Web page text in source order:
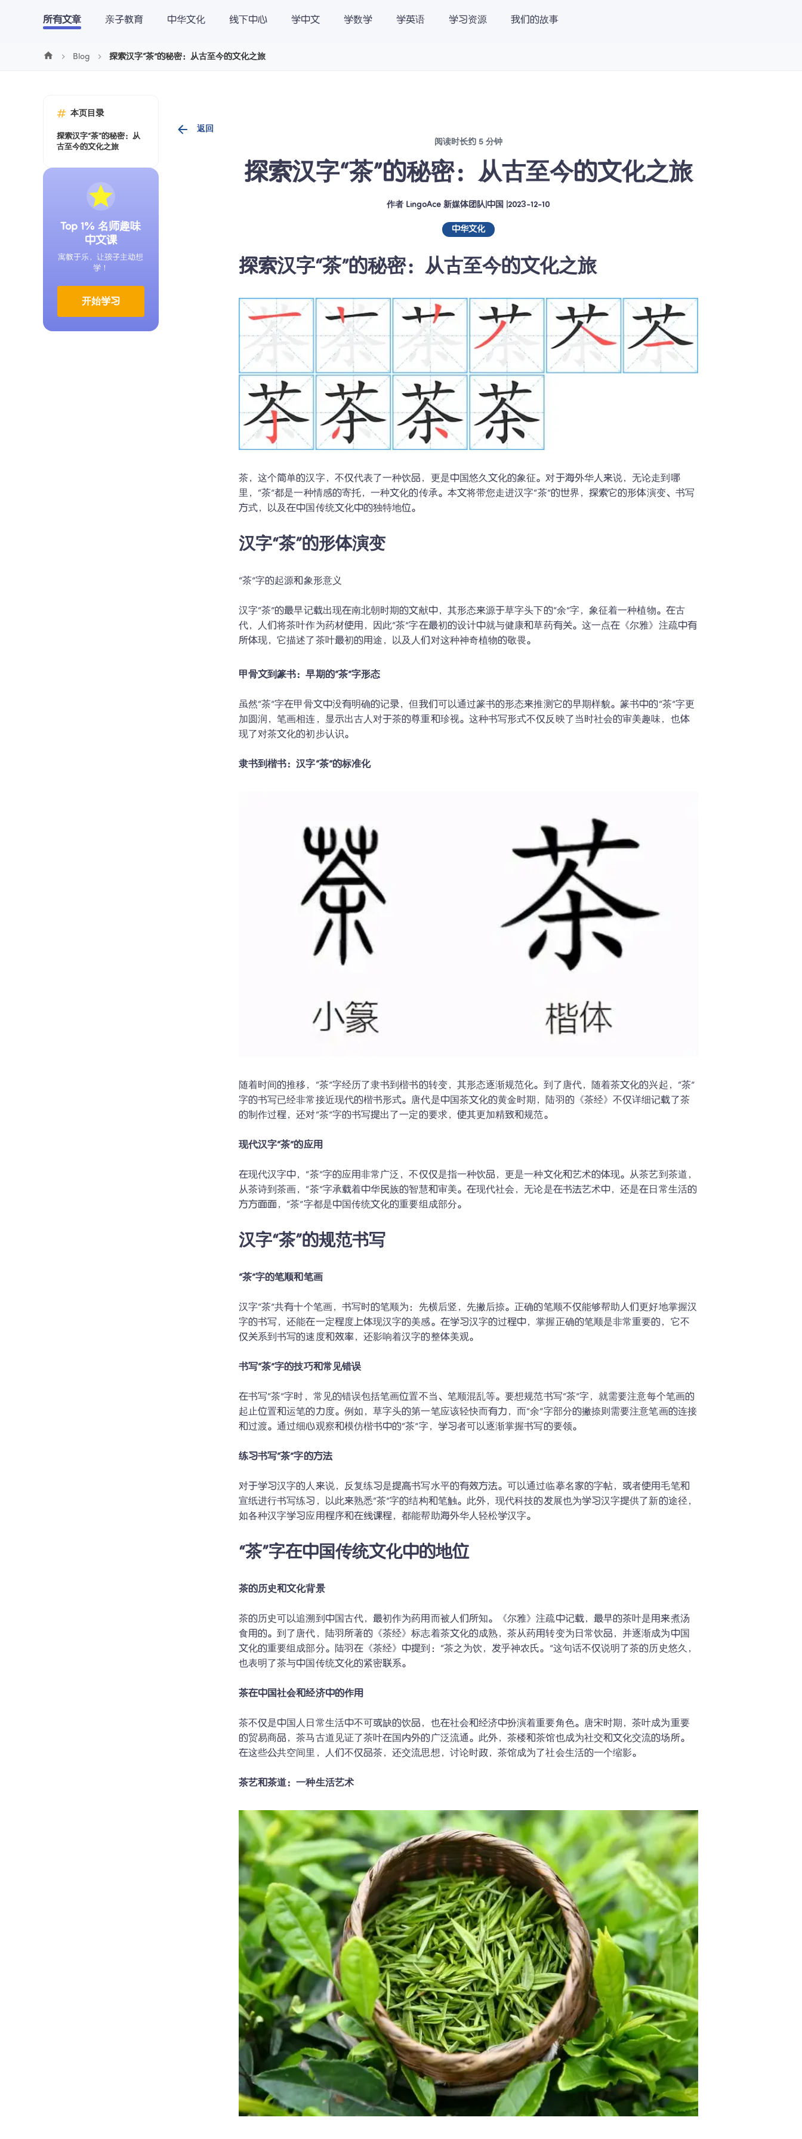
学中文 学英文 学数学 博客 下载 关于我们 International | 中文（简体）
所有文章 亲子教育 中华文化 线下中心 学中文 学数学 学英语 学习资源 我们的故事
Blog 探索汉字“茶”的秘密：从古至今的文化之旅
本页目录
探索汉字“茶”的秘密：从
古至今的文化之旅
Top 1% 名师趣味
中文课
寓教于乐，让孩子主动想
学！
开始学习
返回
阅读时长约 5 分钟
探索汉字“茶”的秘密：从古至今的文化之旅
作者 LingoAce 新媒体团队| 中国 |2023-12-10
中华文化
探索汉字“茶”的秘密：从古至今的文化之旅
茶，这个简单的汉字，不仅代表了一种饮品，更是中国悠久文化的象征。对于海外华人来说，无论走到哪
里，“茶”都是一种情感的寄托，一种文化的传承。本文将带您走进汉字“茶”的世界，探索它的形体演变、书写
方式，以及在中国传统文化中的独特地位。
汉字“茶”的形体演变
“茶”字的起源和象形意义
汉字“茶”的最早记载出现在南北朝时期的文献中，其形态来源于草字头下的“余”字，象征着一种植物。在古
代，人们将茶叶作为药材使用，因此“茶”字在最初的设计中就与健康和草药有关。这一点在《尔雅》注疏中有
所体现，它描述了茶叶最初的用途，以及人们对这种神奇植物的敬畏。
甲骨文到篆书：早期的“茶”字形态
虽然“茶”字在甲骨文中没有明确的记录，但我们可以通过篆书的形态来推测它的早期样貌。篆书中的“茶”字更
加圆润，笔画相连，显示出古人对于茶的尊重和珍视。这种书写形式不仅反映了当时社会的审美趣味，也体
现了对茶文化的初步认识。
隶书到楷书：汉字“茶”的标准化
随着时间的推移，“茶”字经历了隶书到楷书的转变，其形态逐渐规范化。到了唐代，随着茶文化的兴起，“茶”
字的书写已经非常接近现代的楷书形式。唐代是中国茶文化的黄金时期，陆羽的《茶经》不仅详细记载了茶
的制作过程，还对“茶”字的书写提出了一定的要求，使其更加精致和规范。
现代汉字“茶”的应用
在现代汉字中，“茶”字的应用非常广泛，不仅仅是指一种饮品，更是一种文化和艺术的体现。从茶艺到茶道，
从茶诗到茶画，“茶”字承载着中华民族的智慧和审美。在现代社会，无论是在书法艺术中，还是在日常生活的
方方面面，“茶”字都是中国传统文化的重要组成部分。
汉字“茶”的规范书写
“茶”字的笔顺和笔画
汉字“茶”共有十个笔画，书写时的笔顺为：先横后竖，先撇后捺。正确的笔顺不仅能够帮助人们更好地掌握汉
字的书写，还能在一定程度上体现汉字的美感。在学习汉字的过程中，掌握正确的笔顺是非常重要的，它不
仅关系到书写的速度和效率，还影响着汉字的整体美观。
书写“茶”字的技巧和常见错误
在书写“茶”字时，常见的错误包括笔画位置不当、笔顺混乱等。要想规范书写“茶”字，就需要注意每个笔画的
起止位置和运笔的力度。例如，草字头的第一笔应该轻快而有力，而“余”字部分的撇捺则需要注意笔画的连接
和过渡。通过细心观察和模仿楷书中的“茶”字，学习者可以逐渐掌握书写的要领。
练习书写“茶”字的方法
对于学习汉字的人来说，反复练习是提高书写水平的有效方法。可以通过临摹名家的字帖，或者使用毛笔和
宣纸进行书写练习，以此来熟悉“茶”字的结构和笔触。此外，现代科技的发展也为学习汉字提供了新的途径，
如各种汉字学习应用程序和在线课程，都能帮助海外华人轻松学汉字。
“茶”字在中国传统文化中的地位
茶的历史和文化背景
茶的历史可以追溯到中国古代，最初作为药用而被人们所知。《尔雅》注疏中记载，最早的茶叶是用来煮汤
食用的。到了唐代，陆羽所著的《茶经》标志着茶文化的成熟，茶从药用转变为日常饮品，并逐渐成为中国
文化的重要组成部分。陆羽在《茶经》中提到：“茶之为饮，发乎神农氏。”这句话不仅说明了茶的历史悠久，
也表明了茶与中国传统文化的紧密联系。
茶在中国社会和经济中的作用
茶不仅是中国人日常生活中不可或缺的饮品，也在社会和经济中扮演着重要角色。唐宋时期，茶叶成为重要
的贸易商品，茶马古道见证了茶叶在国内外的广泛流通。此外，茶楼和茶馆也成为社交和文化交流的场所。
在这些公共空间里，人们不仅品茶，还交流思想，讨论时政，茶馆成为了社会生活的一个缩影。
茶艺和茶道：一种生活艺术